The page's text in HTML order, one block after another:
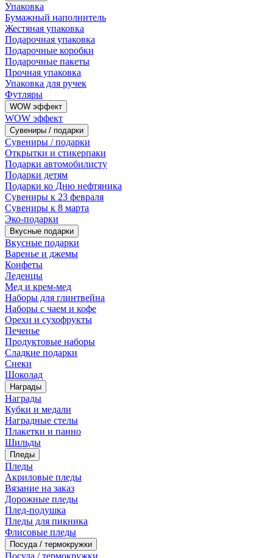
Упаковка
Бумажный наполнитель
Жестяная упаковка
Подарочная упаковка
Подарочные коробки
Подарочные пакеты
Прочная упаковка
Упаковка для ручек
Футляры
WOW эффект
WOW эффект
Сувениры / подарки
Сувениры / подарки
Открытки и стикерпаки
Подарки автомобилисту
Подарки детям
Подарки ко Дню нефтяника
Сувениры к 23 февраля
Сувениры к 8 марта
Эко-подарки
Вкусные подарки
Вкусные подарки
Варенье и джемы
Конфеты
Леденцы
Мед и крем-мед
Наборы для глинтвейна
Наборы с чаем и кофе
Орехи и сухофрукты
Печенье
Продуктовые наборы
Сладкие подарки
Снеки
Шоколад
Награды
Награды
Кубки и медали
Наградные стелы
Плакетки и панно
Шильды
Пледы
Пледы
Акриловые пледы
Вязание на заказ
Дорожные пледы
Плед-подушка
Пледы для пикника
Флисовые пледы
Посуда / термокружки
Посуда / термокружки